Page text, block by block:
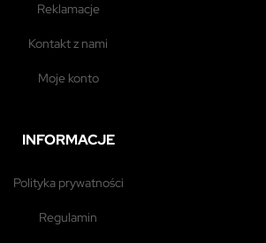
reklamacje
kontakt z nami
moje konto
INFORMACJE
polityka prywatności
regulamin